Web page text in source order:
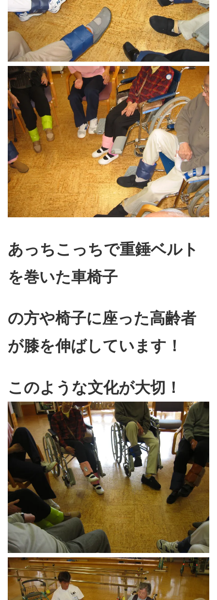
あっちこっちで重錘ベルト
を巻いた車椅子
の方や椅子に座った高齢者
が膝を伸ばしています！
このような文化が大切！